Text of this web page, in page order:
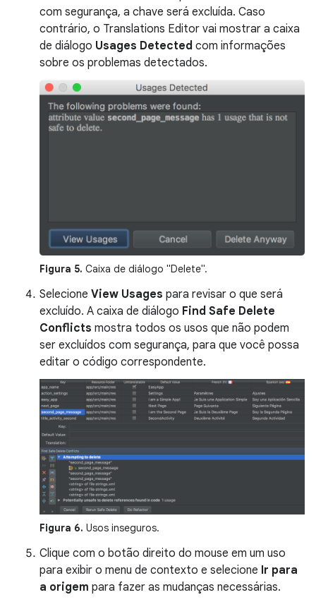
com segurança, a chave será excluída. Caso
contrário, o Translations Editor vai mostrar a caixa
de diálogo Usages Detected com informações
sobre os problemas detectados.
Figura 5. Caixa de diálogo "Delete".
Selecione View Usages para revisar o que será
excluído. A caixa de diálogo Find Safe Delete
Conflicts mostra todos os usos que não podem
ser excluídos com segurança, para que você possa
editar o código correspondente.
Figura 6. Usos inseguros.
Clique com o botão direito do mouse em um uso
para exibir o menu de contexto e selecione Ir para
a origem para fazer as mudanças necessárias.